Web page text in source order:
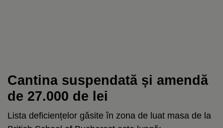
Cantina suspendată și amendă
de 27.000 de lei
Lista deficiențelor găsite în zona de luat masa de la